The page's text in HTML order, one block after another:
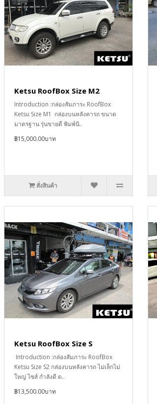
Ketsu RoofBox Size M2
Introduction :กล่องสัมภาระ RoofBox
Ketsu Size M1 กล่องบนหลังคารถ ขนาด
มาตรฐาน รุ่นขายดี พิมพ์นิ..
฿15,000.00บาท
สั่งสินค้า
Ketsu RoofBox Size S
Introduction :กล่องสัมภาระ RoofBox
Ketsu Size S2 กล่องบนหลังคารถ ไม่เล็กไม่
ใหญ่ ไซส์ กำลังดี ด..
฿13,500.00บาท